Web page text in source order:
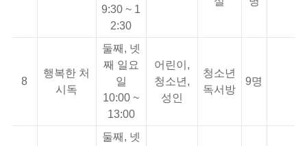
9:30 ~ 1
2:30
8
행복한 처
시독
둘째, 넷
째 일요
일
10:00 ~
13:00
어린이,
청소년,
성인
청소년
독서방
9명
둘째, 넷